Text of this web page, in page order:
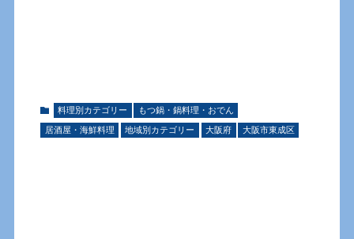
料理別カテゴリー もつ鍋・鍋料理・おでん
居酒屋・海鮮料理 地域別カテゴリー 大阪府 大阪市東成区